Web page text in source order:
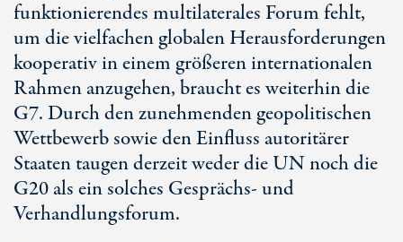
funktionierendes multilaterales Forum fehlt,
um die vielfachen globalen Herausforderungen
kooperativ in einem größeren internationalen
Rahmen anzugehen, braucht es weiterhin die
G7. Durch den zunehmenden geopolitischen
Wettbewerb sowie den Einfluss autoritärer
Staaten taugen derzeit weder die UN noch die
G20 als ein solches Gesprächs- und
Verhandlungsforum.